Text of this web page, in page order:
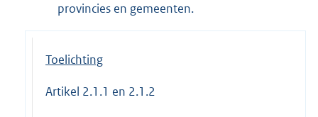
provincies en gemeenten.
Toelichting
Artikel 2.1.1 en 2.1.2